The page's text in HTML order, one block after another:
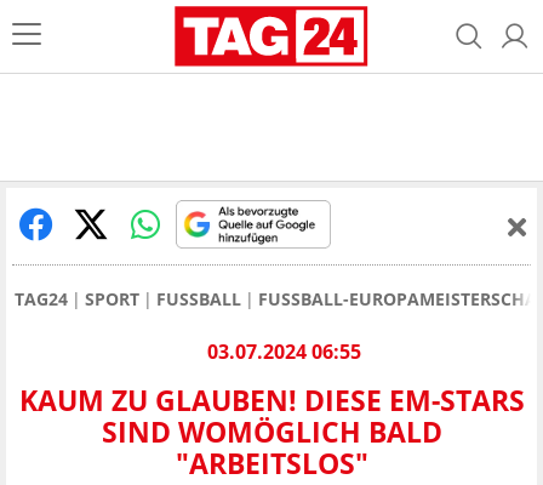
TAG24 SPORT FUSSBALL FUSSBALL-
03.07.2024 06:55
KAUM ZU GLAUBEN! DIESE EM-STARS
SIND WOMÖGLICH BALD
"ARBEITSLOS"